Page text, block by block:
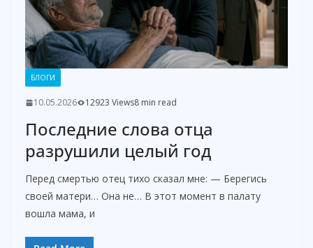
БЛОГИ
10.05.2026 12923 Views8 min read
Последние слова отца
разрушили целый год
Перед смертью отец тихо сказал мне: — Берегись
своей матери… Она не… В этот момент в палату
вошла мама, и